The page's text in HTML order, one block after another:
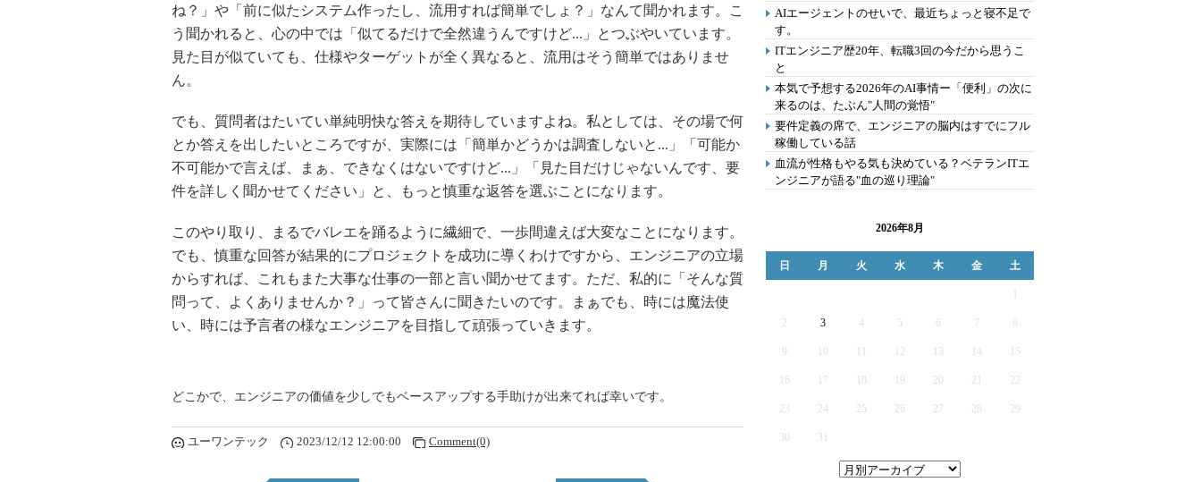
ね？」や「前に似たシステム作ったし、流用すれば簡単でしょ？」なんて聞かれます。こ
う聞かれると、心の中では「似てるだけで全然違うんですけど...」とつぶやいています。
見た目が似ていても、仕様やターゲットが全く異なると、流用はそう簡単ではありませ
ん。
でも、質問者はたいてい単純明快な答えを期待していますよね。私としては、その場で何
とか答えを出したいところですが、実際には「簡単かどうかは調査しないと...」「可能か
不可能かで言えば、まぁ、できなくはないですけど...」「見た目だけじゃないんです、要
件を詳しく聞かせてください」と、もっと慎重な返答を選ぶことになります。
このやり取り、まるでバレエを踊るように繊細で、一歩間違えば大変なことになります。
でも、慎重な回答が結果的にプロジェクトを成功に導くわけですから、エンジニアの立場
からすれば、これもまた大事な仕事の一部と言い聞かせてます。ただ、私的に「そんな質
問って、よくありませんか？」って皆さんに聞きたいのです。まぁでも、時には魔法使
い、時には予言者の様なエンジニアを目指して頑張っていきます。
どこかで、エンジニアの価値を少しでもベースアップする手助けが出来てれば幸いです。
ユーワンテック 2023/12/12 12:00:00 Comment(0)
AIエージェントのせいで、最近ちょっと寝不足で
す。
ITエンジニア歴20年、転職3回の今だから思うこ
と
本気で予想する2026年のAI事情ー「便利」の次に
来るのは、たぶん"人間の覚悟"
要件定義の席で、エンジニアの脳内はすでにフル
稼働している話
血流が性格もやる気も決めている？ベテランITエ
ンジニアが語る"血の巡り理論"
2026年8月
日 月 火 水 木 金 土
2 3 4 5 6 7
9 12 13 14 15
16 17 19 20 21 22
23 24 25 26 27 28 29
30 31